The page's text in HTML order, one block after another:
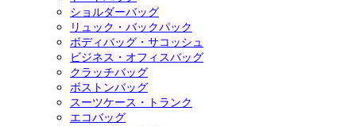
ショルダーバッグ
リュック・バックパック
ボディバッグ・サコッシュ
ビジネス・オフィスバッグ
クラッチバッグ
ボストンバッグ
スーツケース・トランク
エコバッグ